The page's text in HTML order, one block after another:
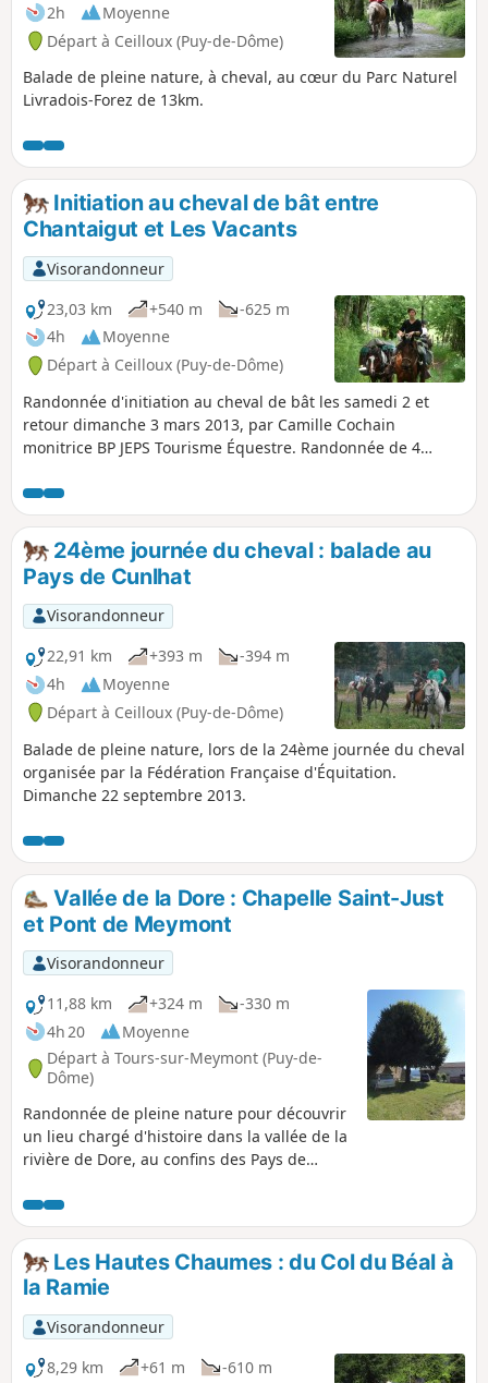
2h
Moyenne
Départ à Ceilloux (Puy-de-Dôme)
Balade de pleine nature, à cheval, au cœur du Parc Naturel
Livradois-Forez de 13km.
Initiation au cheval de bât entre
Chantaigut et Les Vacants
Visorandonneur
23,03 km
+540 m
-625 m
4h
Moyenne
Départ à Ceilloux (Puy-de-Dôme)
Randonnée d'initiation au cheval de bât les samedi 2 et
retour dimanche 3 mars 2013, par Camille Cochain
monitrice BP JEPS Tourisme Équestre. Randonnée de 4
"à gué". Repas de midi emporté dans les sacoches. Repas
du soir, traditionnel, cuisine familiale, à la Roulotte des
Vacants.
24ème journée du cheval : balade au
Pays de Cunlhat
Visorandonneur
22,91 km
+393 m
-394 m
4h
Moyenne
Départ à Ceilloux (Puy-de-Dôme)
Balade de pleine nature, lors de la 24ème journée du cheval
organisée par la Fédération Française d'Équitation.
Dimanche 22 septembre 2013.
Vallée de la Dore : Chapelle Saint-Just
et Pont de Meymont
Visorandonneur
11,88 km
+324 m
-330 m
4h 20
Moyenne
Départ à Tours-sur-Meymont (Puy-de-
Dôme)
Randonnée de pleine nature pour découvrir
un lieu chargé d'histoire dans la vallée de la
rivière de Dore, au confins des Pays de
du Parc Naturel Régional Livradois-Forez.
Une partie du parcours emprunte "le
chemin vieux" soit l'ancienne voie de
communication du Moyen-Age qui reliait
Meymont à Cunlhat via Tours Sur Meymont
par l'Alligier, Les Gouttes etc.
Les Hautes Chaumes : du Col du Béal à
la Ramie
Visorandonneur
8,29 km
+61 m
-610 m